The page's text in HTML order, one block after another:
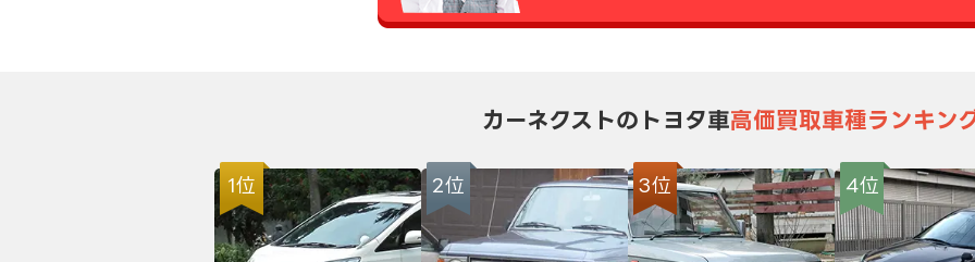
カーネクストのトヨタ車高価買取車種ランキン
1位 2位 3位 4位